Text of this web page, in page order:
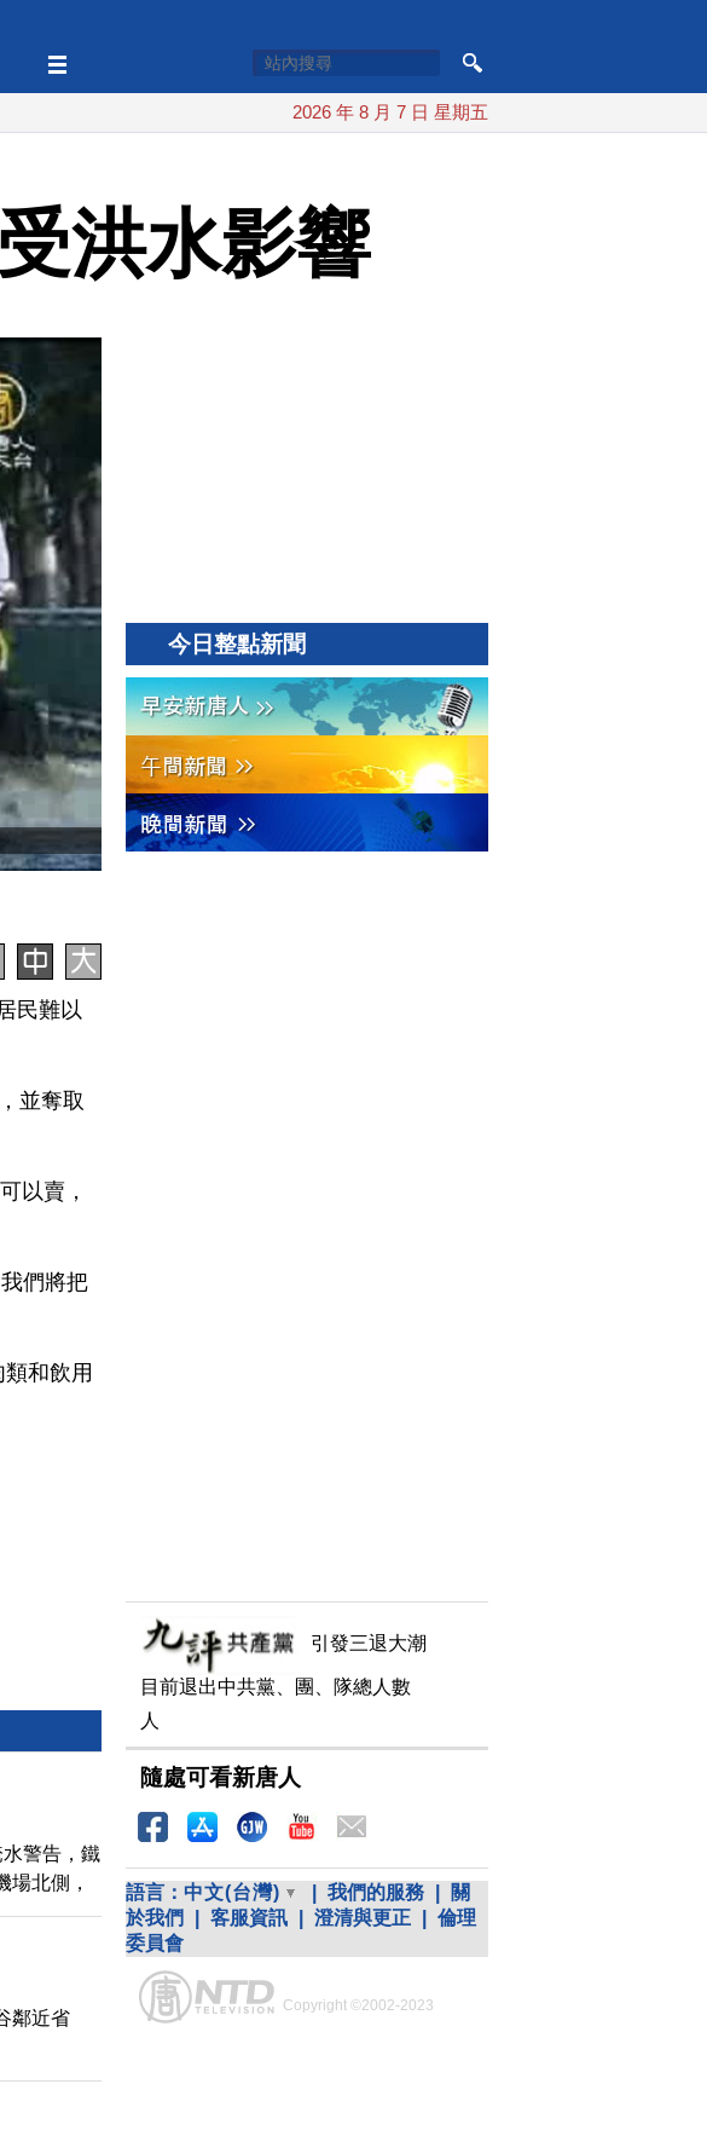
2026 年 8 月 7 日 星期五
洪水影響
民難以
並奪取
以賣，
們將把
和飲用
警告，鐵
場北側，
航班全部
鄰近省
今日整點新聞
引發三退大潮
目前退出中共黨、團、隊總人數
人
隨處可看新唐人
語言： 中文(台灣) 我們的服務
關
於我們
客服資訊 澄清與更正
倫理
委員會
Copyright ©2002-2023